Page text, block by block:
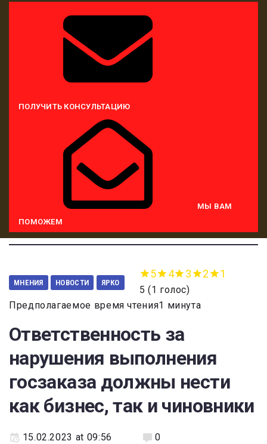
ПОЛУЧИТЬ КОНСУЛЬТАЦИЮ
МЫ ВАМ
ПОМОЖЕМ
МНЕНИЯ НОВОСТИ ЯРКО
5 4 3 2 1
5 (1 голос)
Предполагаемое время чтения1 минута
Ответственность за
нарушения выполнения
госзаказа должны нести
как бизнес, так и чиновники
15.02.2023 at 09:56 0